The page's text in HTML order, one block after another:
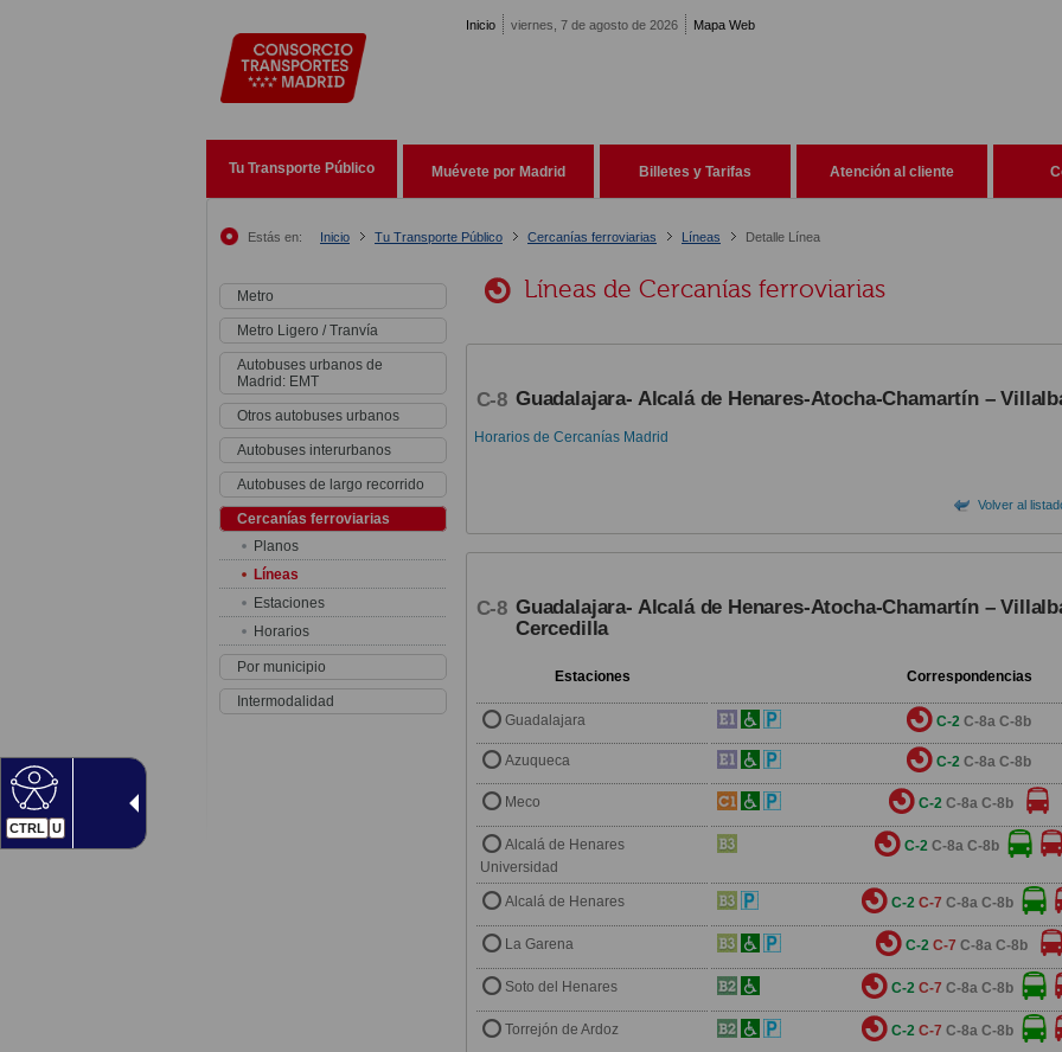
CTRL U
Inicio viernes, 7 de agosto de 2026 Mapa Web
Tu Transporte Público Muévete por Madrid Billetes y Tarifas Atención al cliente
Estás en: Inicio Tu Transporte Público Cercanías ferroviarias Líneas Detalle Línea
Metro
Metro Ligero / Tranvía
Autobuses urbanos de
Madrid: EMT
Otros autobuses urbanos
Autobuses interurbanos
Autobuses de largo recorrido
Cercanías ferroviarias
Planos
Líneas
Estaciones
Horarios
Por municipio
Intermodalidad
Líneas de Cercanías ferroviarias
C-8 Guadalajara- Alcalá de Henares-Atocha-Chamartín –
Horarios de Cercanías Madrid
Volver al
C-8 Guadalajara- Alcalá de Henares-Atocha-Chamartín –
Cercedilla
Estaciones Correspondencias
Guadalajara C-2 C-8a C-8b
Azuqueca C-2 C-8a C-8b
Meco C-2 C-8a C-8b
Alcalá de Henares
Universidad
C-2 C-8a C-8b
Alcalá de Henares C-2 C-7 C-8a C-8b
La Garena C-2 C-7 C-8a C-8b
Soto del Henares C-2 C-7 C-8a C-8b
Torrejón de Ardoz C-2 C-7 C-8a C-8b